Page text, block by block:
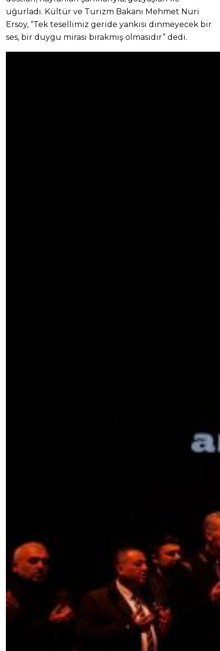
uğurladı. Kültür ve Turizm Bakanı Mehmet Nuri
Ersoy, “Tek tesellimiz geride yankısı dinmeyecek bir
ses, bir duygu mirası bırakmış olmasıdır” dedi.